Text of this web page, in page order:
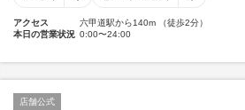
アクセス
六甲道駅から140m （徒歩2分）
本日の営業状況 0:00〜24:00
店舗公式